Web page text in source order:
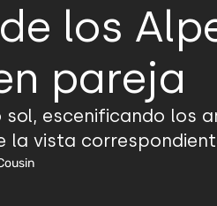
los
pareja
escenificando los
la vista